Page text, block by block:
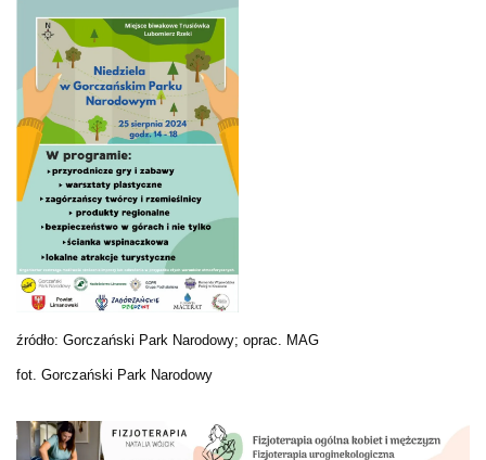
źródło: Gorczański Park Narodowy; oprac. MAG
fot. Gorczański Park Narodowy